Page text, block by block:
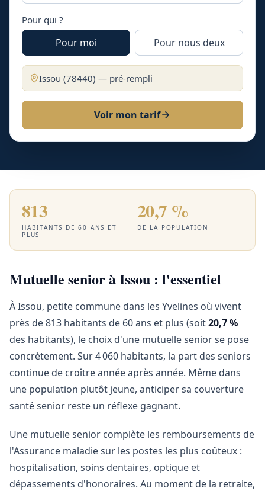
Pour qui ?
Pour moi Pour nous deux
Issou (78440) — pré-rempli
Voir mon tarif
813
HABITANTS DE 60 ANS ET
PLUS
20,7 %
DE LA POPULATION
Mutuelle senior à Issou : l'essentiel
À Issou, petite commune dans les Yvelines où vivent
près de 813 habitants de 60 ans et plus (soit20,7 %
des habitants), le choix d'une mutuelle senior se pose
concrètement. Sur 4 060 habitants, la part des seniors
continue de croître année après année. Même dans
une population plutôt jeune, anticiper sa couverture
santé senior reste un réflexe gagnant.
Une mutuelle senior complète les remboursements de
l'Assurance maladie sur les postes les plus coûteux :
hospitalisation, soins dentaires, optique et
dépassements d'honoraires. Au moment de la retraite,